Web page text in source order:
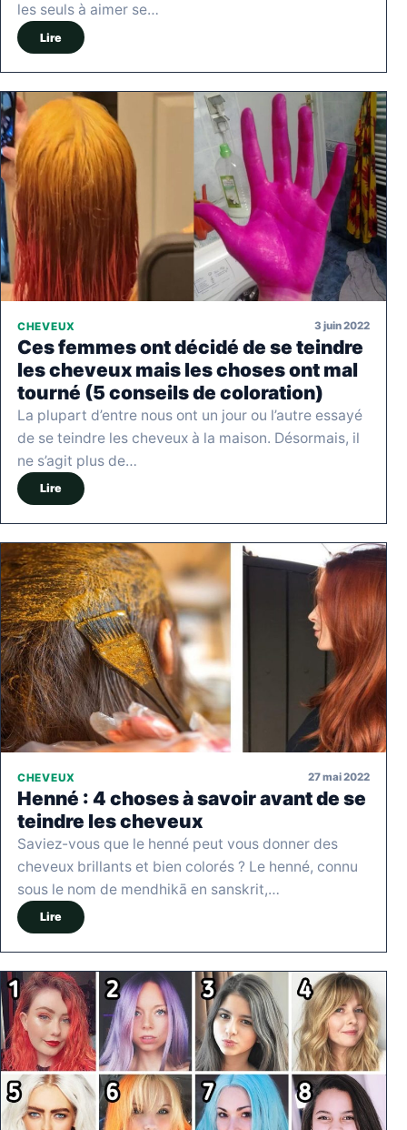
les seuls à aimer se…
Lire
CHEVEUX 3 juin 2022
Ces femmes ont décidé de se teindre
les cheveux mais les choses ont mal
tourné (5 conseils de coloration)
La plupart d’entre nous ont un jour ou l’autre essayé
de se teindre les cheveux à la maison. Désormais, il
ne s’agit plus de…
Lire
CHEVEUX 27 mai 2022
Henné : 4 choses à savoir avant de se
teindre les cheveux
Saviez-vous que le henné peut vous donner des
cheveux brillants et bien colorés ? Le henné, connu
sous le nom de mendhikā en sanskrit,…
Lire